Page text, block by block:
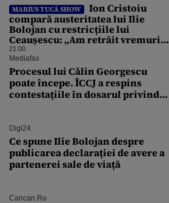
MARIUS TUCĂ SHOW
Ion Cristoiu
compară austeritatea lui Ilie
Bolojan cu restricțiile lui
Ceaușescu: „Am retrăit vremurile
tinereții”
21:00
Mediafax
Procesul lui Călin Georgescu
poate începe. ÎCCJ a respins
contestațiile în dosarul privind
Digi24
Ce spune Ilie Bolojan despre
publicarea declarației de avere a
partenerei sale de viață
Cancan.ro